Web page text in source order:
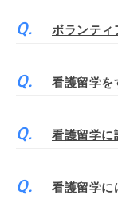
ボランティ
看護留学を
看護留学に
看護留学に